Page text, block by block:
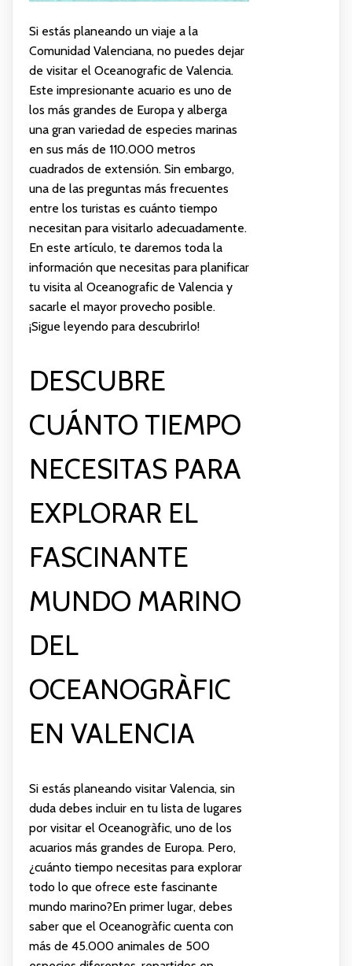
Si estás planeando un viaje a la
Comunidad Valenciana, no puedes dejar
de visitar el Oceanografic de Valencia.
Este impresionante acuario es uno de
los más grandes de Europa y alberga
una gran variedad de especies marinas
en sus más de 110.000 metros
cuadrados de extensión. Sin embargo,
una de las preguntas más frecuentes
entre los turistas es cuánto tiempo
necesitan para visitarlo adecuadamente.
En este artículo, te daremos toda la
información que necesitas para planificar
tu visita al Oceanografic de Valencia y
sacarle el mayor provecho posible.
¡Sigue leyendo para descubrirlo!
DESCUBRE
CUÁNTO TIEMPO
NECESITAS PARA
EXPLORAR EL
FASCINANTE
MUNDO MARINO
DEL
OCEANOGRÀFIC
EN VALENCIA
Si estás planeando visitar Valencia, sin
duda debes incluir en tu lista de lugares
por visitar el Oceanogràfic, uno de los
acuarios más grandes de Europa. Pero,
¿cuánto tiempo necesitas para explorar
todo lo que ofrece este fascinante
mundo marino?En primer lugar, debes
saber que el Oceanogràfic cuenta con
más de 45.000 animales de 500